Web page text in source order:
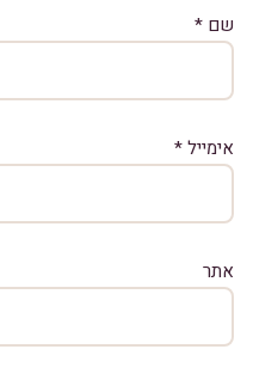
שם *
אימייל*
אתר